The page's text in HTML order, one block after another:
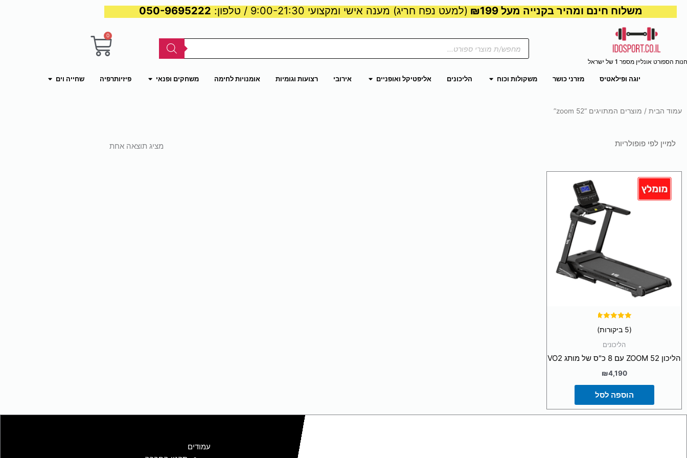
משלוח חינם ומהיר בקנייה מעל ₪199 (למעט נפח חריג) מענה אישי ומקצועי 9:00-21:30 / טלפון: 050-9695222
חנות הספורט אונליין מספר 1 של ישראל
Products
search
0
עגלת
יוגה ופילאטיס מזרני כושר משקולות וכוח פתח משקולות וכוח
הליכונים אליפטיקל ואופניים פתח אליפטיקל ואופניים
אירובי רצועות וגומיות אומנויות לחימה משחקים ופנאי פתח משחקים ופנאי
פיזיותרפיה שחייה וים פתח שחייה וים
עמוד הבית / מוצרים המתויגים “zoom 52”
מציג תוצאה אחת
4.80
(5 ביקורות)
הליכונים
הליכון ZOOM 52 עם 8 כ"ס של מותג VO2
₪4,190
הוספה לסל
עמודים